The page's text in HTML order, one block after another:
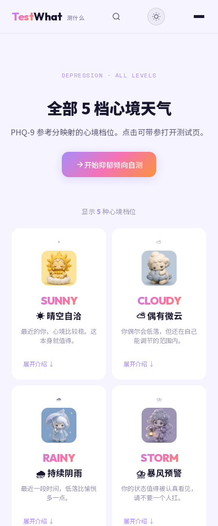
TestWhat 测什么
DEPRESSION · ALL LEVELS
全部 5 档心境天气
PHQ-9 参考分映射的心境档位。点击可带参打开测试页。
开始抑郁倾向自测
显示 5 种心境档位
☀️
SUNNY
☀️ 晴空自洽
最近的你，心境比较稳。这
本身就值得。
展开介绍 ↓
⛅
CLOUDY
⛅ 偶有微云
你偶尔会低落，但还在自己
能调节的范围内。
展开介绍 ↓
🌧️
RAINY
🌧️ 持续阴雨
最近一段时间，低落比愉悦
多一点。
展开介绍 ↓
⛈️
STORM
⛈️ 暴风预警
你的状态值得被认真看见，
请不要一个人扛。
展开介绍 ↓